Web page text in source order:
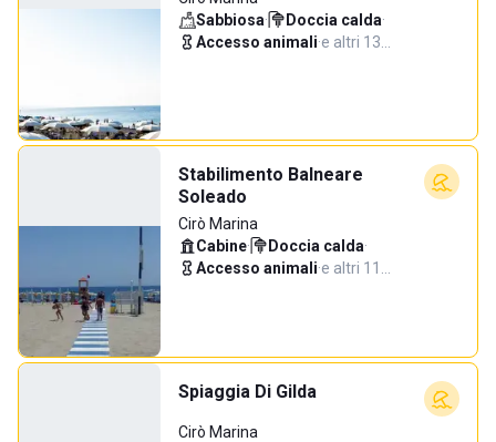
Sabbiosa· Doccia calda·
Accesso animali·e altri 13…
Stabilimento Balneare
Soleado
Cirò Marina
Cabine· Doccia calda·
Accesso animali·e altri 11…
Spiaggia Di Gilda
Cirò Marina